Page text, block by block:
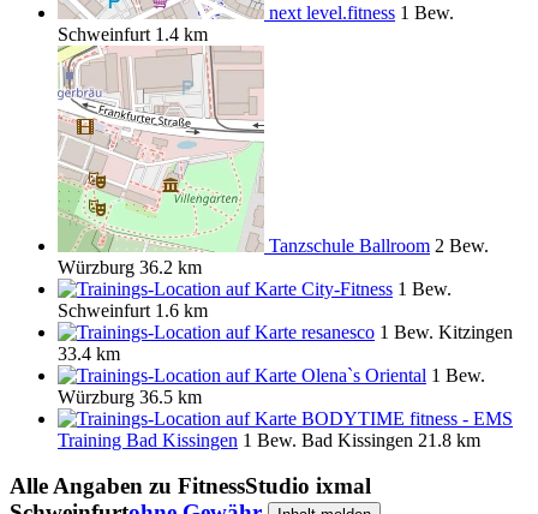
next level.fitness 1 Bew.
Schweinfurt 1.4 km
Tanzschule Ballroom 2 Bew.
Würzburg 36.2 km
City-Fitness 1 Bew.
Schweinfurt 1.6 km
resanesco 1 Bew. Kitzingen
33.4 km
Olena`s Oriental 1 Bew.
Würzburg 36.5 km
BODYTIME fitness - EMS
Training Bad Kissingen 1 Bew. Bad Kissingen 21.8 km
Alle Angaben zu FitnessStudio ixmal